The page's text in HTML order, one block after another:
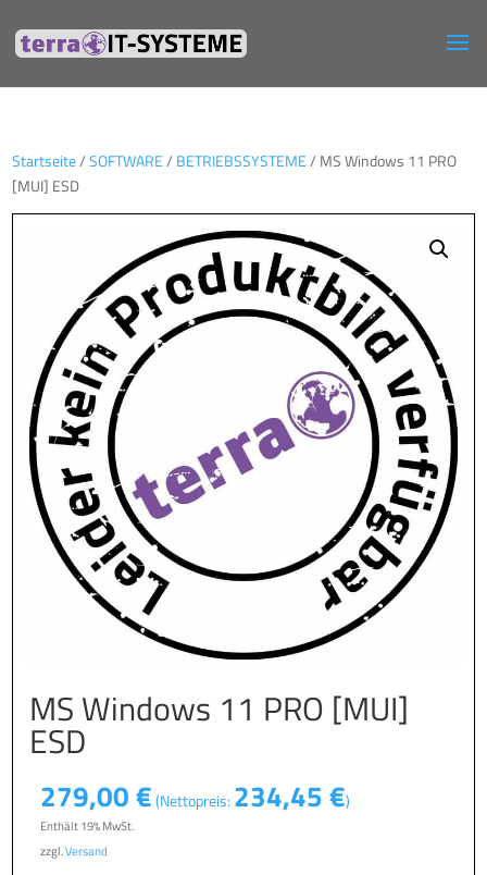
Startseite/SOFTWARE/ BETRIEBSSYSTEME/ MS Windows 11 PRO
[MUI] ESD
MS Windows 11 PRO [MUI]
ESD
279,00€ (Nettopreis: 234,45€)
Enthält 19% MwSt.
zzgl.Versand